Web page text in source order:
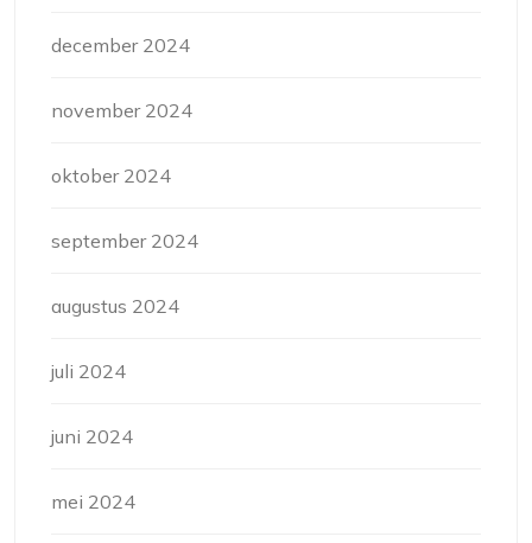
december 2024
november 2024
oktober 2024
september 2024
augustus 2024
juli 2024
juni 2024
mei 2024